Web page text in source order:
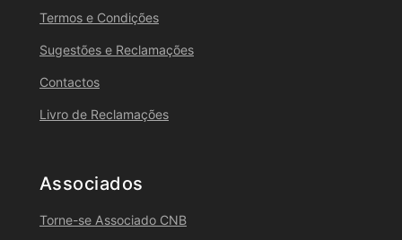
Termos e Condições
Sugestões e Reclamações
Contactos
Livro de Reclamações
Associados
Torne-se Associado CNB